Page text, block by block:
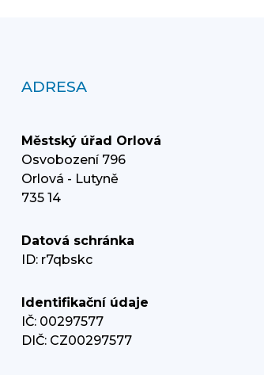
ADRESA
Městský úřad Orlová
Osvobození 796
Orlová - Lutyně
735 14
Datová schránka
ID: r7qbskc
Identifikační údaje
IČ: 00297577
DIČ: CZ00297577